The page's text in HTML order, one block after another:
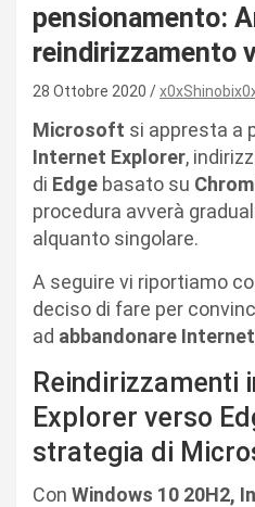
pensionamento:
reindirizzamento
28 Ottobre 2020
Microsoft si appresta a
Internet Explorer,
di Edge basato su
procedura avverà
alquanto singolare.
A seguire vi riportiamo
deciso di fare per
ad abbandonare
Reindirizzamenti
Explorer verso
strategia di
Con Windows 10 20H2,